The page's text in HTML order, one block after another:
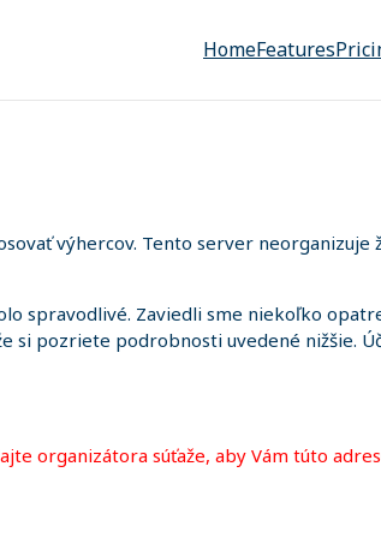
HomeFeatures
výhercov. Tento server neorganizuje
spravodlivé. Zaviedli sme niekoľko
si pozriete podrobnosti uvedené nižšie.
organizátora súťaže, aby Vám túto